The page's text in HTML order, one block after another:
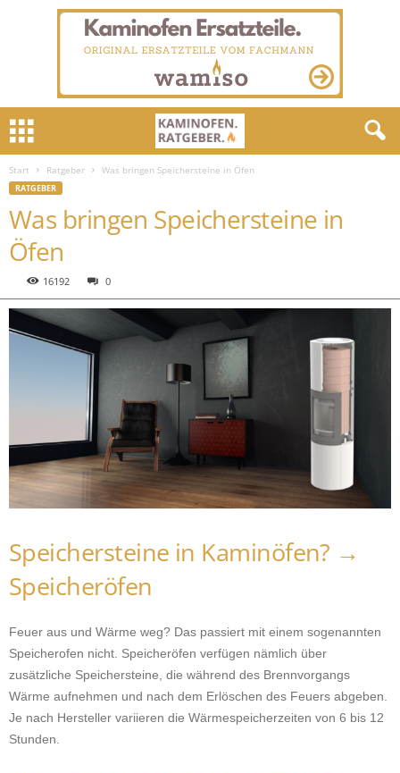
Start Ratgeber Was bringen Speichersteine in Öfen
RATGEBER
Was bringen Speichersteine in
Öfen
16192 0
Speichersteine in Kaminöfen? →
Speicheröfen
Feuer aus und Wärme weg? Das passiert mit einem sogenannten
Speicherofen nicht. Speicheröfen verfügen nämlich über
zusätzliche Speichersteine, die während des Brennvorgangs
Wärme aufnehmen und nach dem Erlöschen des Feuers abgeben.
Je nach Hersteller variieren die Wärmespeicherzeiten von 6 bis 12
Stunden.